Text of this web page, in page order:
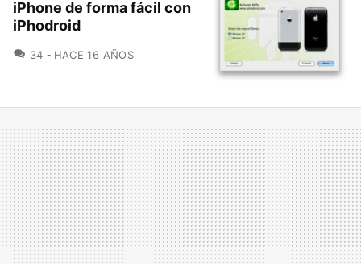
iPhone de forma fácil con
iPhodroid
34 COMENTARIOS
HACE 16 AÑOS